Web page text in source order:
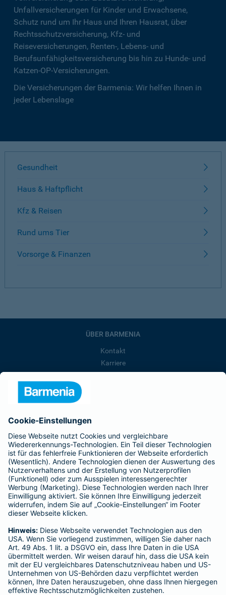
Unfallversicherungen für Kinder und Erwachsene,
Schutz rund um Ihr Haus und Ihren Hausrat, über
Rechtsschutzversicherung, Kfz- und
Reiseversicherungen, Renten-, Lebens- und
Berufsunfähigkeitsversicherung bis hin zu Hunde- und
Katzen-OP-Versicherungen.
Die Versicherungen der Barmenia: Wir helfen Ihnen in
jeder Lebenslage
Gesundheit
Haus & Haftpflicht
Kfz & Reisen
Rund ums Tier
Vorsorge & Finanzen
ÜBER BARMENIA
Kontakt
Karriere
Barmenia ist Teil der BarmeniaGothaer
BELIEBTE SEITEN
Kranken-Zusatzversicherung
Tierversicherungen
Haftpflichtversicherung
Hausratversicherung
Adresse ändern
Schaden melden
Kilometerstandsmeldung
Serviceübersicht